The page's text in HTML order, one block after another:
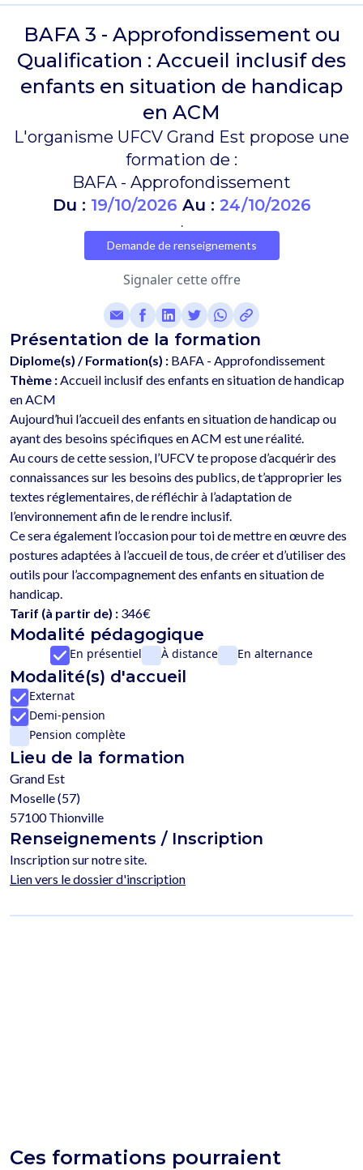
BAFA 3 - Approfondissement ou
Qualification : Accueil inclusif des
enfants en situation de handicap
en ACM
L'organisme UFCV Grand Est propose une
formation de :
BAFA - Approfondissement
Du : 19/10/2026 Au : 24/10/2026
.
Demande de renseignements
Signaler cette offre
Présentation de la formation
Diplome(s) / Formation(s) : BAFA - Approfondissement
Thème : Accueil inclusif des enfants en situation de handicap
en ACM
Aujourd’hui l’accueil des enfants en situation de handicap ou
ayant des besoins spécifiques en ACM est une réalité.
Au cours de cette session, l’UFCV te propose d’acquérir des
connaissances sur les besoins des publics, de t’approprier les
textes réglementaires, de réfléchir à l’adaptation de
l’environnement afin de le rendre inclusif.
Ce sera également l’occasion pour toi de mettre en œuvre des
postures adaptées à l’accueil de tous, de créer et d’utiliser des
outils pour l’accompagnement des enfants en situation de
Tarif (à partir de) : 346€
Modalité pédagogique
En présentiel À distance En alternance
Modalité(s) d'accueil
Externat
Demi-pension
Pension complète
Lieu de la formation
Grand Est
Moselle (57)
57100 Thionville
Renseignements / Inscription
Inscription sur notre site.
Lien vers le dossier d'inscription
Ces formations pourraient